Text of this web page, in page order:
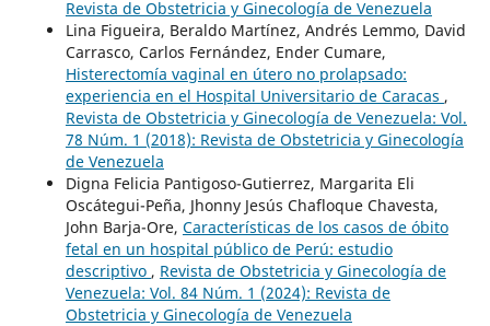
Revista de Obstetricia y Ginecología de Venezuela
Lina Figueira, Beraldo Martínez, Andrés Lemmo, David
Carrasco, Carlos Fernández, Ender Cumare,
Histerectomía vaginal en útero no prolapsado:
experiencia en el Hospital Universitario de Caracas ,
Revista de Obstetricia y Ginecología de Venezuela: Vol.
78 Núm. 1 (2018): Revista de Obstetricia y Ginecología
de Venezuela
Digna Felicia Pantigoso-Gutierrez, Margarita Eli
Oscátegui-Peña, Jhonny Jesús Chafloque Chavesta,
John Barja-Ore, Características de los casos de óbito
fetal en un hospital público de Perú: estudio
descriptivo , Revista de Obstetricia y Ginecología de
Venezuela: Vol. 84 Núm. 1 (2024): Revista de
Obstetricia y Ginecología de Venezuela